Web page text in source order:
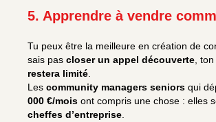
5. Apprendre à vendre
Tu peux être la meilleure en création de
sais pas closer un appel découverte, ton
restera limité.
Les community managers seniors qui
000 €/mois ont compris une chose : elles
cheffes d’entreprise.